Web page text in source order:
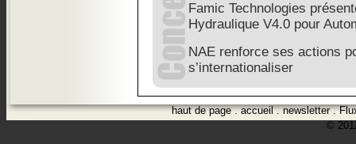
Famic Technologies
Hydraulique V4.0 pour
NAE renforce ses actions
s’internationaliser
haut de page.accueil.newsletter.
©